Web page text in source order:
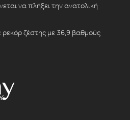
να πλήξει την ανατολική
ζέστης με 36,9 βαθμούς